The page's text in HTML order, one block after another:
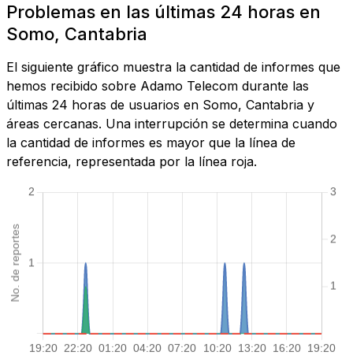
Problemas en las últimas 24 horas en
Somo, Cantabria
El siguiente gráfico muestra la cantidad de informes que
hemos recibido sobre Adamo Telecom durante las
últimas 24 horas de usuarios en Somo, Cantabria y
áreas cercanas. Una interrupción se determina cuando
la cantidad de informes es mayor que la línea de
referencia, representada por la línea roja.